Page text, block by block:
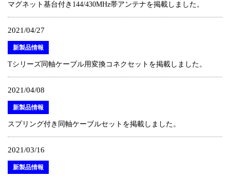
マグネット基台付き144/430MHz帯アンテナを掲載しました。
2021/04/27
新製品情報
Tシリーズ同軸ケーブル用変換コネクセットを掲載しました。
2021/04/08
新製品情報
スプリング付き同軸ケーブルセットを掲載しました。
2021/03/16
新製品情報